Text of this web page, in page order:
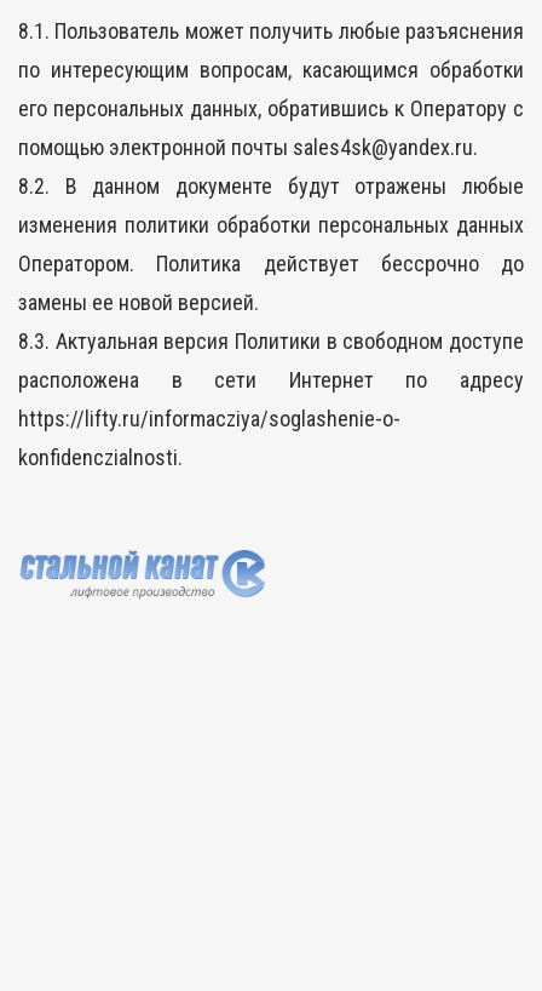
8.1. Пользователь может получить любые разъяснения
по интересующим вопросам, касающимся обработки
его персональных данных, обратившись к Оператору с
помощью электронной почты sales4sk@yandex.ru.
8.2. В данном документе будут отражены любые
изменения политики обработки персональных данных
Оператором. Политика действует бессрочно до
замены ее новой версией.
8.3. Актуальная версия Политики в свободном доступе
расположена в сети Интернет по адресу
https://lifty.ru/informacziya/soglashenie-o-
konfidenczialnosti.